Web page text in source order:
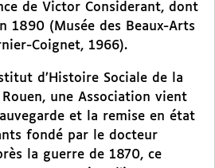
de Victor Considerant, dont
1890 (Musée des Beaux-Arts
Coignet, 1966).
d’Histoire Sociale de la
une Association vient
et la remise en état
fondé par le docteur
la guerre de 1870, ce